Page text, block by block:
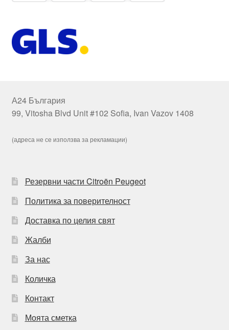
А24 България
99, Vitosha Blvd Unit #102 Sofia, Ivan Vazov 1408
(адреса не се използва за рекламации)
Резервни части Citroën Peugeot
Политика за поверителност
Доставка по целия свят
Жалби
За нас
Количка
Контакт
Моята сметка